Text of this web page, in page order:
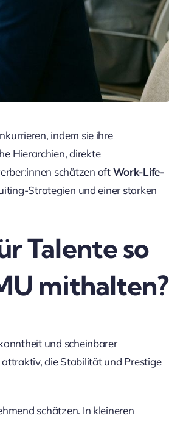
indem sie ihre
Hierarchien, direkte
schätzen oftWork-Life-
Strategien und einer starken
Talente so
mithalten?
und scheinbarer
die Stabilität und Prestige
schätzen. In kleineren